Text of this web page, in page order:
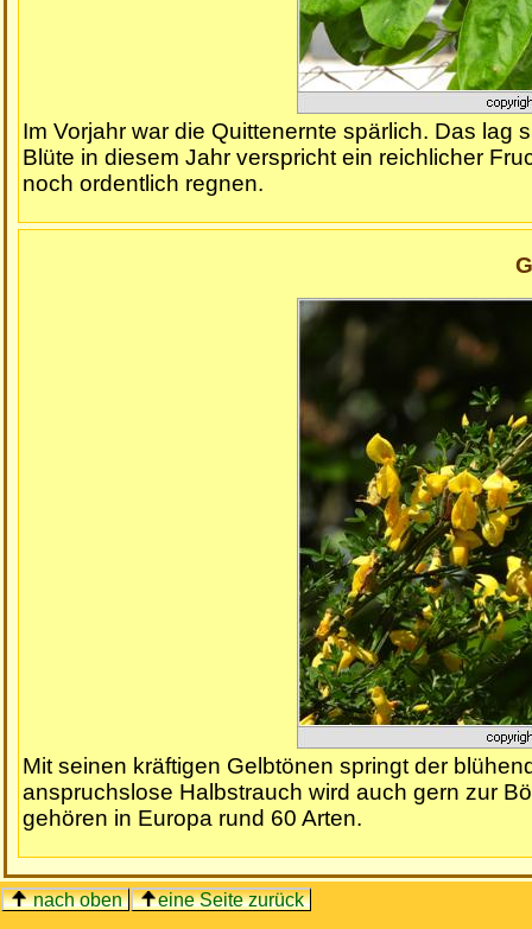
Im Vorjahr war die Quittenernte spärlich. Das
Blüte in diesem Jahr verspricht ein reichlicher
noch ordentlich regnen.
Mit seinen kräftigen Gelbtönen springt der
anspruchslose Halbstrauch wird auch gern zur
gehören in Europa rund 60 Arten.
nach oben eine Seite zurück